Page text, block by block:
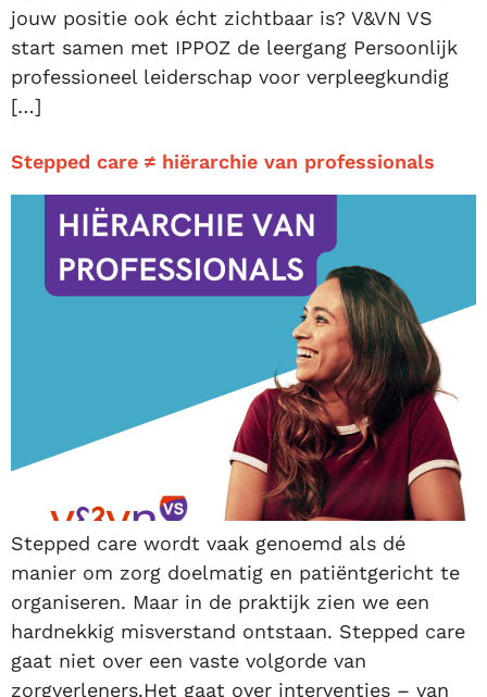
jouw positie ook écht zichtbaar is? V&VN VS
start samen met IPPOZ de leergang Persoonlijk
professioneel leiderschap voor verpleegkundig
[…]
Stepped care ≠ hiërarchie van professionals
Stepped care wordt vaak genoemd als dé
manier om zorg doelmatig en patiëntgericht te
organiseren. Maar in de praktijk zien we een
hardnekkig misverstand ontstaan. Stepped care
gaat niet over een vaste volgorde van
zorgverleners.Het gaat over interventies – van